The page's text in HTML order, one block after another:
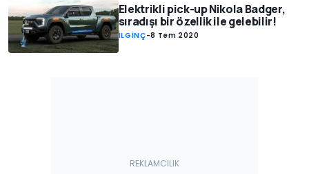
Elektrikli pick-up Nikola Badger,
sıradışı bir özellik ile gelebilir!
İLGİNÇ-8 Tem 2020